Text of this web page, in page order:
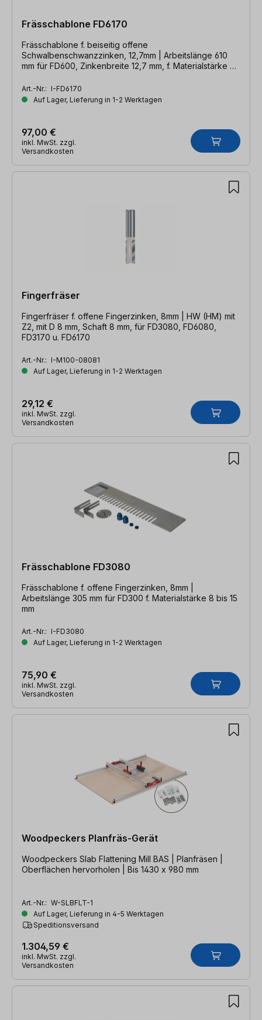
Frässchablone FD6170
Frässchablone f. beiseitig offene
Schwalbenschwanzzinken, 12,7mm | Arbeitslänge 610
mm für FD600, Zinkenbreite 12,7 mm, f. Materialstärke 8
Art.-Nr.: I-FD6170
Auf Lager, Lieferung in 1-2 Werktagen
97,00 €
inkl. MwSt. zzgl.
Versandkosten
Fingerfräser
Fingerfräser f. offene Fingerzinken, 8mm | HW (HM) mit
Z2, mit D 8 mm, Schaft 8 mm, für FD3080, FD6080,
FD3170 u. FD6170
Art.-Nr.: I-M100-08081
Auf Lager, Lieferung in 1-2 Werktagen
29,12 €
inkl. MwSt. zzgl.
Versandkosten
Frässchablone FD3080
Frässchablone f. offene Fingerzinken, 8mm |
Arbeitslänge 305 mm für FD300 f. Materialstärke 8 bis 15
mm
Art.-Nr.: I-FD3080
Auf Lager, Lieferung in 1-2 Werktagen
75,90 €
inkl. MwSt. zzgl.
Versandkosten
Woodpeckers Planfräs-Gerät
Woodpeckers Slab Flattening Mill BAS | Planfräsen |
Oberflächen hervorholen | Bis 1430 x 980 mm
Art.-Nr.: W-SLBFLT-1
Auf Lager, Lieferung in 4-5 Werktagen
Speditionsversand
1.304,59 €
inkl. MwSt. zzgl.
Versandkosten